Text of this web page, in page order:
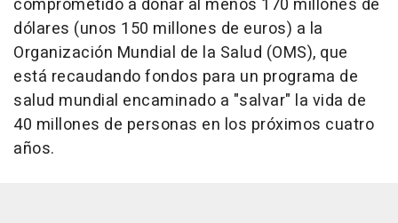
comprometido a donar al menos 170 millones de
dólares (unos 150 millones de euros) a la
Organización Mundial de la Salud (OMS), que
está recaudando fondos para un programa de
salud mundial encaminado a "salvar" la vida de
40 millones de personas en los próximos cuatro
años.